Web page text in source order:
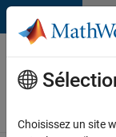
Passer au contenu
Votre
carrière
chez
Choisissez un site